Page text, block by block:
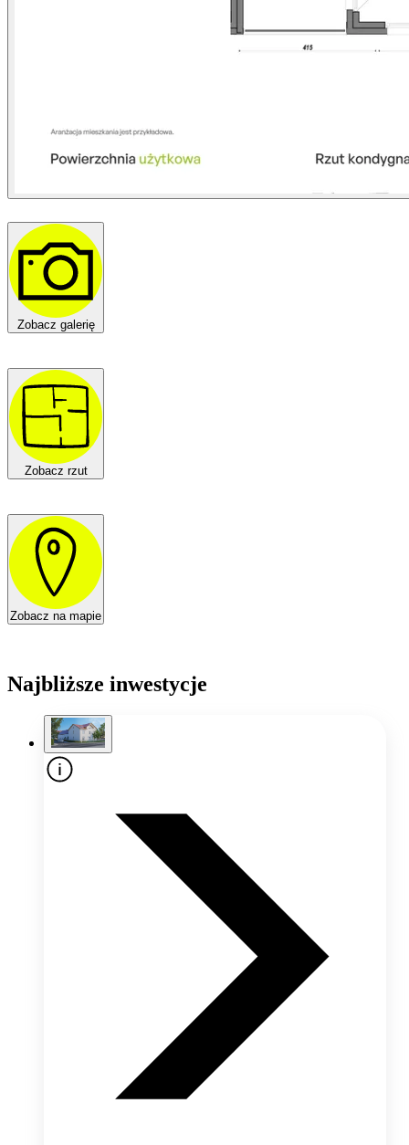
Zobacz galerię
Zobacz rzut
Zobacz na mapie
Najbliższe inwestycje